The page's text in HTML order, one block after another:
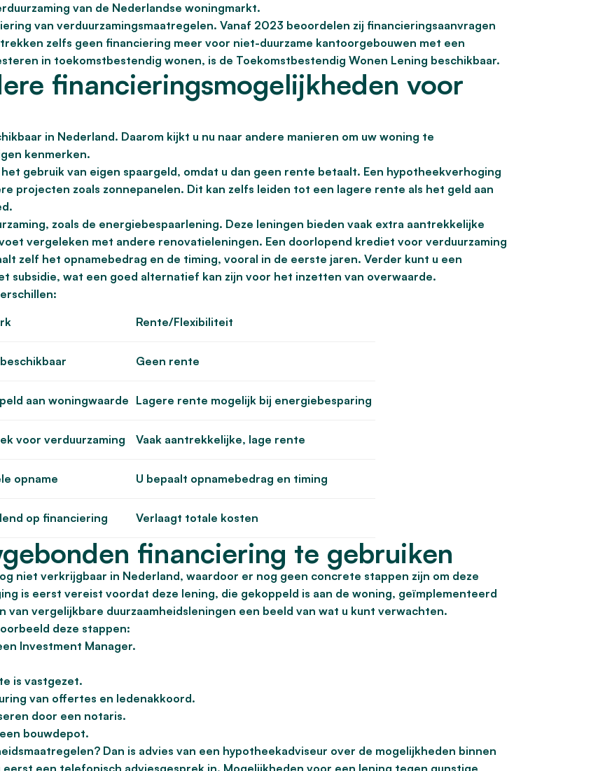
van de Nederlandse woningmarkt.
van verduurzamingsmaatregelen. Vanaf 2023 beoordelen zij financieringsaanvragen
zelfs geen financiering meer voor niet-duurzame kantoorgebouwen met een
in toekomstbestendig wonen, is de Toekomstbestendig Wonen Lening beschikbaar.
financieringsmogelijkheden voor
in Nederland. Daarom kijkt u nu naar andere manieren om uw woning te
kenmerken.
gebruik van eigen spaargeld, omdat u dan geen rente betaalt. Een hypotheekverhoging
projecten zoals zonnepanelen. Dit kan zelfs leiden tot een lagere rente als het geld aan
zoals de energiebespaarlening. Deze leningen bieden vaak extra aantrekkelijke
vergeleken met andere renovatieleningen. Een doorlopend krediet voor verduurzaming
zelf het opnamebedrag en de timing, vooral in de eerste jaren. Verder kunt u een
subsidie, wat een goed alternatief kan zijn voor het inzetten van overwaarde.
Rente/Flexibiliteit
Geen rente
aan woningwaarde Lagere rente mogelijk bij energiebesparing
voor verduurzaming Vaak aantrekkelijke, lage rente
opname U bepaalt opnamebedrag en timing
op financiering Verlaagt totale kosten
financiering te gebruiken
niet verkrijgbaar in Nederland, waardoor er nog geen concrete stappen zijn om deze
is eerst vereist voordat deze lening, die gekoppeld is aan de woning, geïmplementeerd
van vergelijkbare duurzaamheidsleningen een beeld van wat u kunt verwachten.
deze stappen:
Investment Manager.
is vastgezet.
van offertes en ledenakkoord.
door een notaris.
bouwdepot.
Dan is advies van een hypotheekadviseur over de mogelijkheden binnen
een telefonisch adviesgesprek in. Mogelijkheden voor een lening tegen gunstige